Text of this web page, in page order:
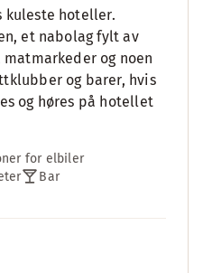
kuleste hoteller.
et nabolag fylt av
og noen
og barer, hvis
og høres på hotellet
for elbiler
Bar